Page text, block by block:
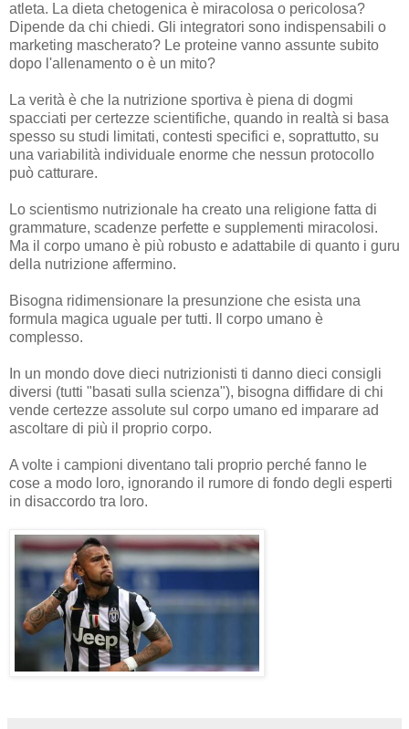
atleta. La dieta chetogenica è miracolosa o pericolosa?
Dipende da chi chiedi. Gli integratori sono indispensabili o
marketing mascherato? Le proteine vanno assunte subito
dopo l'allenamento o è un mito?
La verità è che la nutrizione sportiva è piena di dogmi
spacciati per certezze scientifiche, quando in realtà si basa
spesso su studi limitati, contesti specifici e, soprattutto, su
una variabilità individuale enorme che nessun protocollo
può catturare.
Lo scientismo nutrizionale ha creato una religione fatta di
grammature, scadenze perfette e supplementi miracolosi.
Ma il corpo umano è più robusto e adattabile di quanto i guru
della nutrizione affermino.
Bisogna ridimensionare la presunzione che esista una
formula magica uguale per tutti. Il corpo umano è
complesso.
In un mondo dove dieci nutrizionisti ti danno dieci consigli
diversi (tutti "basati sulla scienza"), bisogna diffidare di chi
vende certezze assolute sul corpo umano ed imparare ad
ascoltare di più il proprio corpo.
A volte i campioni diventano tali proprio perché fanno le
cose a modo loro, ignorando il rumore di fondo degli esperti
in disaccordo tra loro.